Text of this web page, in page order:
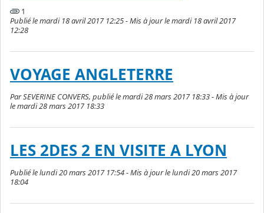
1
Publié le mardi 18 avril 2017 12:25 - Mis à jour le mardi 18 avril 2017
12:28
VOYAGE ANGLETERRE
Par SEVERINE CONVERS, publié le mardi 28 mars 2017 18:33 - Mis à jour
le mardi 28 mars 2017 18:33
LES 2DES 2 EN VISITE A LYON
Publié le lundi 20 mars 2017 17:54 - Mis à jour le lundi 20 mars 2017
18:04